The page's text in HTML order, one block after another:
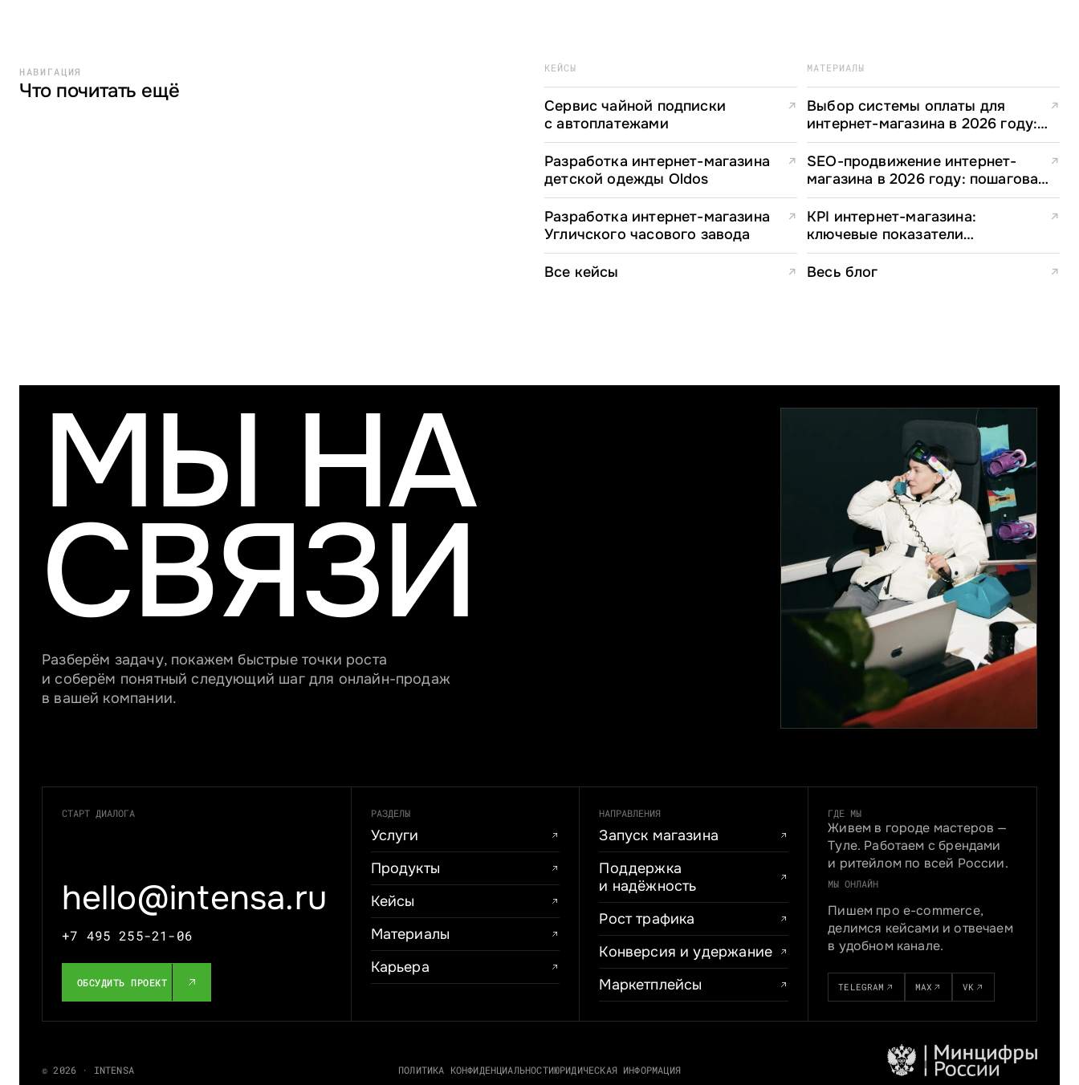
НАВИГАЦИЯ
Что почитать ещё
КЕЙСЫ
Сервис чайной подписки
с автоплатежами
↗
Разработка интернет-магазина
детской одежды Oldos
↗
Разработка интернет-магазина
Угличского часового завода
↗
Все кейсы ↗
МАТЕРИАЛЫ
Выбор системы оплаты для
интернет-магазина в 2026 году:
полное руководство для e-
commerce директоров
↗
SEO-продвижение интернет-
магазина в 2026 году: пошаговая
стратегия
↗
KPI интернет-магазина:
ключевые показатели
эффективности и формулы
расчета
↗
Весь блог ↗
МЫ НА
СВЯЗИ
Разберём задачу, покажем быстрые точки роста
и соберём понятный следующий шаг для онлайн-продаж
в вашей компании.
СТАРТ ДИАЛОГА
hello@intensa.ru
+7 495 255-21-06
ОБСУДИТЬ ПРОЕКТ
РАЗДЕЛЫ
Услуги
Продукты
Кейсы
Материалы
Карьера
НАПРАВЛЕНИЯ
Запуск магазина
Поддержка
и надёжность
Рост трафика
Конверсия и удержание
Маркетплейсы
ГДЕ МЫ
Живем в городе мастеров —
Туле. Работаем с брендами
и ритейлом по всей России.
МЫ ОНЛАЙН
Пишем про e-commerce,
делимся кейсами и отвечаем
в удобном канале.
TELEGRAM MAX VK
© 2026 · INTENSA ПОЛИТИКА КОНФИДЕНЦИАЛЬНОСТИЮРИДИЧЕСКАЯ ИНФОРМАЦИЯ